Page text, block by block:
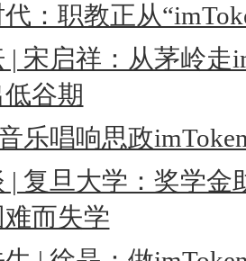
：职教正从
| 宋启祥：从茅岭走
谷期
乐唱响思政
| 复旦大学：奖学金
而失学